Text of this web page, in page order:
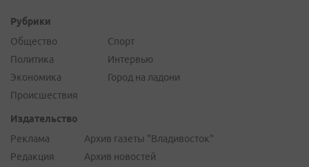
Рубрики
Общество
Политика
Экономика
Происшествия
Спорт
Интервью
Город на ладони
Издательство
Реклама
Редакция
Архив газеты "Владивосток"
Архив новостей